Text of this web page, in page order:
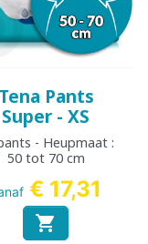
Tena Pants
Super - XS
- Heupmaat :
50 tot 70 cm
€ 17,31
